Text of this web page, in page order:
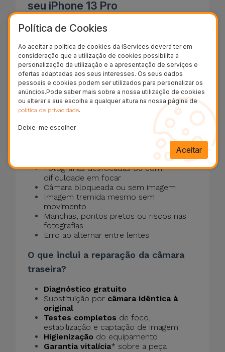
seu iPhone 13 Pro
A câmara traseira deixou de focar,
apresenta a imagem a preto ou as
fotografias ficam com manchas? Reparamos
a câmara traseira do seu iPhone 13 Pro em
15 minutos, comgarantia vitalícia.
Quando deve substituir a câmara
traseira do seu iPhone 13 Pro?
Deve reparar a câmara traseira do seu
iPhone 13 Pro se este apresentar:
Fotografias desfocadas ou com
dificuldade em focar
Câmara bloqueada ou sem imagem
Imagem tremida mesmo sem
movimento
Manchas, pontos pretos ou riscos nas
fotografias
Erro ao alternar entre lentes
O que inclui a reparação da câmara
traseira?
Diagnóstico gratuito
Substituição por câmara idêntica à
original
Testes completos de foco,
estabilização e captação de imagem
Higienização do equipamento
Garantia vitalícia* sobre a peça
Política de Cookies
Ao aceitar a política de cookies da iServices deverá ter em
consideração que a utilização de cookies possibilita a
personalização da utilização e a apresentação de serviços e
ofertas adaptadas aos seus interesses. Os seus dados
pessoais e cookies podem ser utilizados para personalizar os
anúncios.Pode saber mais sobre a nossa utilização de cookies
ou alterar a sua escolha a qualquer altura na nossa página de
política de privacidade.
Deixe-me escolher
Aceitar